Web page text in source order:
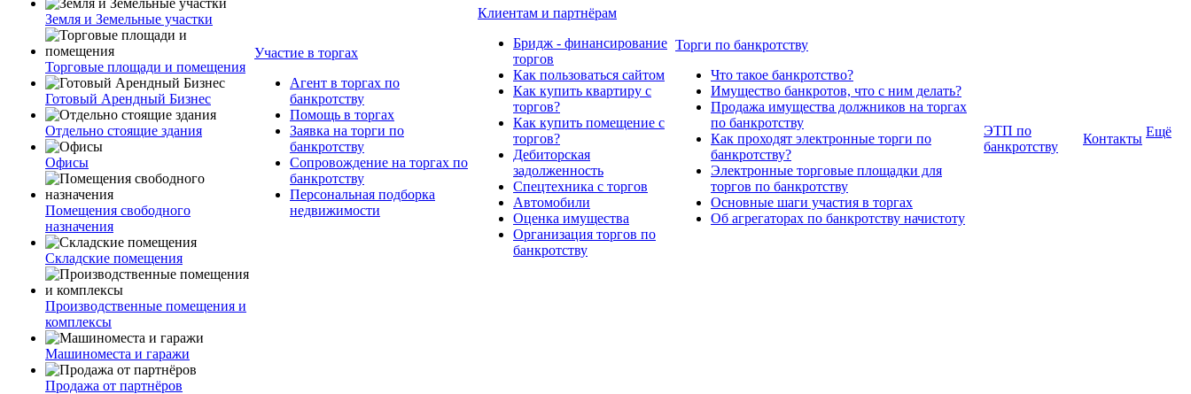
Земля и Земельные участки
Торговые площади и помещения
Готовый Арендный Бизнес
Отдельно стоящие здания
Офисы
Помещения свободного
назначения
Складские помещения
Производственные помещения и
комплексы
Машиноместа и гаражи
Продажа от партнёров
Участие в торгах
Агент в торгах по
банкротству
Помощь в торгах
Заявка на торги по
банкротству
Сопровождение на торгах по
банкротству
Персональная подборка
недвижимости
Клиентам и партнёрам
Бридж - финансирование
торгов
Как пользоваться сайтом
Как купить квартиру с
торгов?
Как купить помещение с
торгов?
Дебиторская
задолженность
Спецтехника с торгов
Автомобили
Оценка имущества
Организация торгов по
банкротству
Торги по банкротству
Что такое банкротство?
Имущество банкротов, что с ним делать?
Продажа имущества должников на торгах
по банкротству
Как проходят электронные торги по
банкротству?
Электронные торговые площадки для
торгов по банкротству
Основные шаги участия в торгах
Об агрегаторах по банкротству начистоту
ЭТП по
банкротству
Контакты Ещё